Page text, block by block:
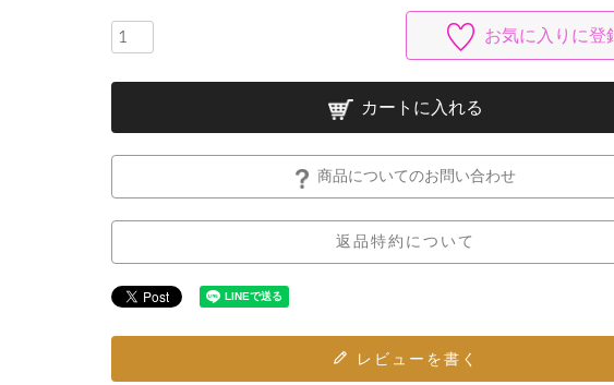
お気に入りに登
カートに入れる
商品についてのお問い合わせ
返品特約について
レビューを書く